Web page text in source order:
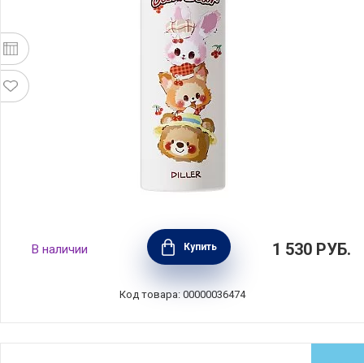
Термос-бутылка вакуумная Jam Bear, объем
480 мл, нержавеющая сталь, Diller, D9370-
480
В наличии Купить 1 530 РУБ.
Код товара: 00000036474